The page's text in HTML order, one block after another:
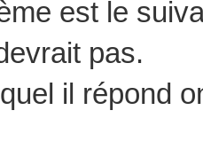
est le
pas.
il répond